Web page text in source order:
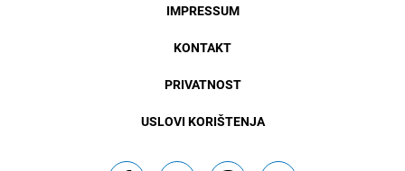
IMPRESSUM
KONTAKT
PRIVATNOST
USLOVI KORIŠTENJA